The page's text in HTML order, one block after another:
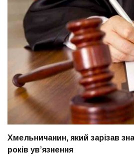
Хмельничанин, який зарізав
років ув’язнення